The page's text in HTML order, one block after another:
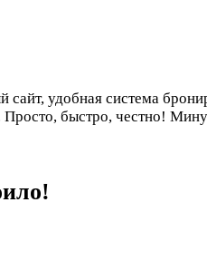
удобная система
быстро, честно!